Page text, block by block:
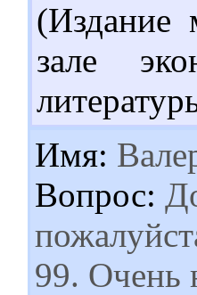
(Издание
зале
Имя:
Вопрос:
99. Очень